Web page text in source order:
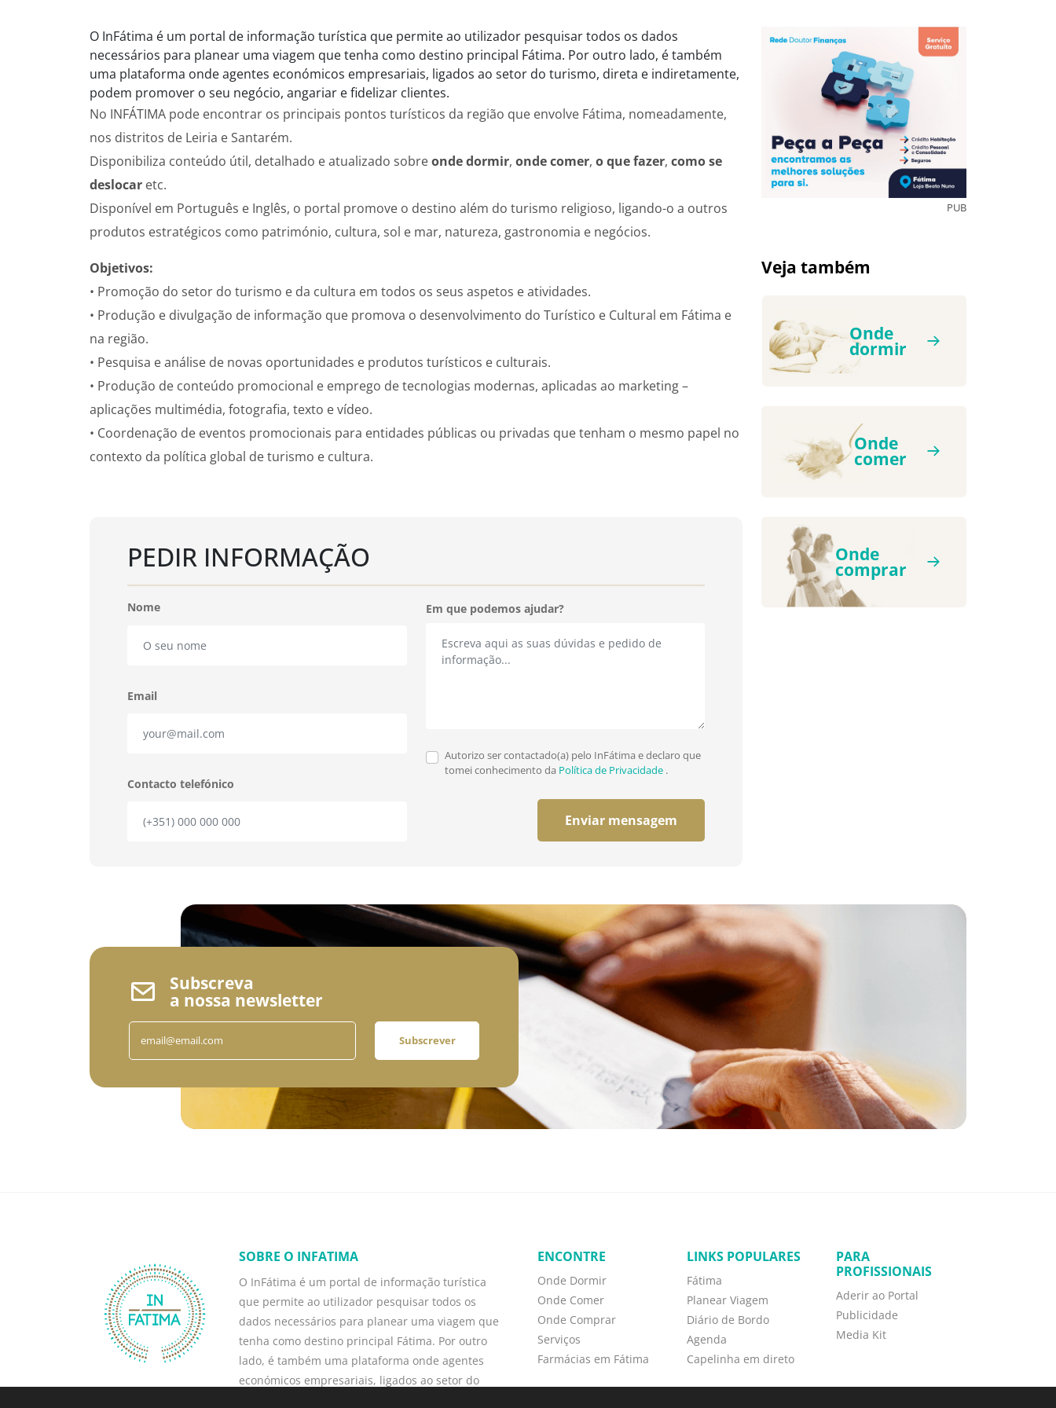
O InFátima é um portal de informação turística que permite ao utilizador pesquisar todos os dados
necessários para planear uma viagem que tenha como destino principal Fátima. Por outro lado, é também
uma plataforma onde agentes económicos empresariais, ligados ao setor do turismo, direta e indiretamente,
podem promover o seu negócio, angariar e fidelizar clientes.
No INFÁTIMA pode encontrar os principais pontos turísticos da região que envolve Fátima, nomeadamente,
nos distritos de Leiria e Santarém.
Disponibiliza conteúdo útil, detalhado e atualizado sobreonde dormir, onde comer, o que fazer, como se
deslocar etc.
Disponível em Português e Inglês, o portal promove o destino além do turismo religioso, ligando-o a outros
produtos estratégicos como património, cultura, sol e mar, natureza, gastronomia e negócios.
Objetivos:
• Promoção do setor do turismo e da cultura em todos os seus aspetos e atividades.
• Produção e divulgação de informação que promova o desenvolvimento do Turístico e Cultural em Fátima e
na região.
• Pesquisa e análise de novas oportunidades e produtos turísticos e culturais.
• Produção de conteúdo promocional e emprego de tecnologias modernas, aplicadas ao marketing –
aplicações multimédia, fotografia, texto e vídeo.
• Coordenação de eventos promocionais para entidades públicas ou privadas que tenham o mesmo papel no
contexto da política global de turismo e cultura.
PEDIR INFORMAÇÃO
Nome
Email
Contacto telefónico
Em que podemos ajudar?
Autorizo ser contactado(a) pelo InFátima e declaro que
tomei conhecimento da Política de Privacidade .
Enviar mensagem
PUB
Veja também
Onde
dormir
Onde
comer
Onde
comprar
Subscreva
a nossa newsletter
Subscrever
SOBRE O INFATIMA
O InFátima é um portal de informação turística
que permite ao utilizador pesquisar todos os
dados necessários para planear uma viagem que
tenha como destino principal Fátima. Por outro
lado, é também uma plataforma onde agentes
económicos empresariais, ligados ao setor do
ENCONTRE
Onde Dormir
Onde Comer
Onde Comprar
Serviços
Farmácias em Fátima
LINKS POPULARES
Fátima
Planear Viagem
Diário de Bordo
Agenda
Capelinha em direto
PARA
PROFISSIONAIS
Aderir ao Portal
Publicidade
Media Kit